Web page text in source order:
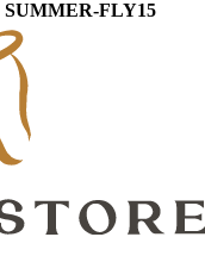
SUMMER-FLY15